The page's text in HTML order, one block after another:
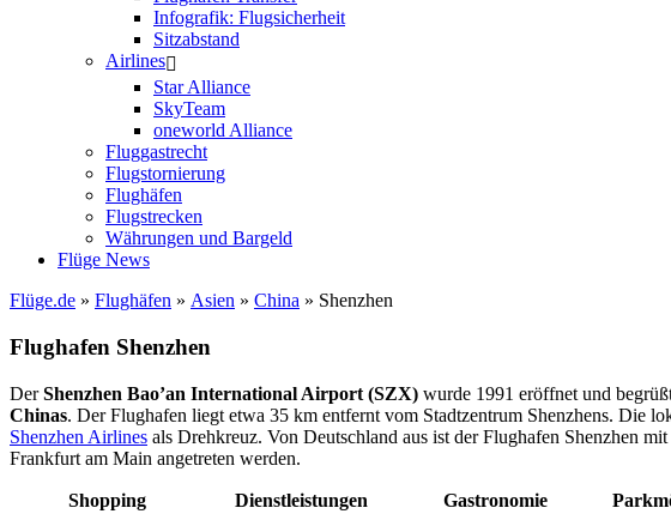
Infografik: Flugsicherheit
Sitzabstand
Airlines
Star Alliance
SkyTeam
oneworld Alliance
Fluggastrecht
Flugstornierung
Flughäfen
Flugstrecken
Währungen und Bargeld
Flüge News
Flüge.de » Flughäfen » Asien » China » Shenzhen
Flughafen Shenzhen
DerShenzhen Bao’an International Airport (SZX) wurde 1991 eröffnet und
Chinas. Der Flughafen liegt etwa 35 km entfernt vom Stadtzentrum Shenzhens. Die
Shenzhen Airlines als Drehkreuz. Von Deutschland aus ist der Flughafen Shenzhen
Frankfurt am Main angetreten werden.
Shopping Dienstleistungen Gastronomie